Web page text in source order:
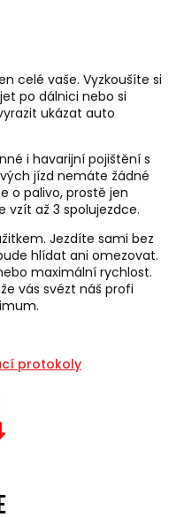
celé vaše. Vyzkoušíte si
po dálnici nebo si
ukázat auto
i havarijní pojištění s
jízd nemáte žádné
o palivo, prostě jen
vzít až 3 spolujezdce.
Jezdíte sami bez
hlídat ani omezovat.
maximální rychlost.
vás svézt náš profi
protokoly